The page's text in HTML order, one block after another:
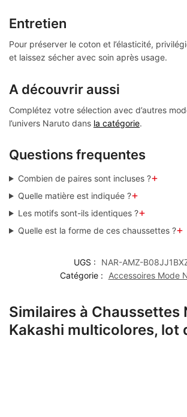
Entretien
Pour préserver le coton et l’élasticité,
et laissez sécher avec soin après usage.
A découvrir aussi
Complétez votre sélection avec d’autres
l’univers Naruto dans la catégorie.
Questions frequentes
Combien de paires sont incluses ?+
Quelle matière est indiquée ?+
Les motifs sont-ils identiques ?+
Quelle est la forme de ces chaussettes ?+
UGS :
NAR-AMZ-
Catégorie :
Accessoires Mode
Similaires à Chaussettes
Kakashi multicolores, lot